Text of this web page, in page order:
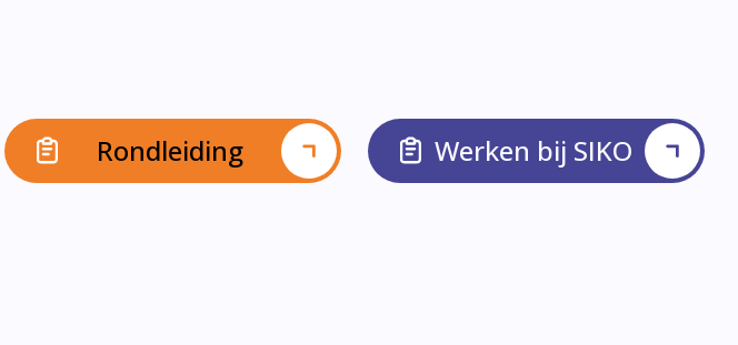
Rondleiding Werken bij SIKO